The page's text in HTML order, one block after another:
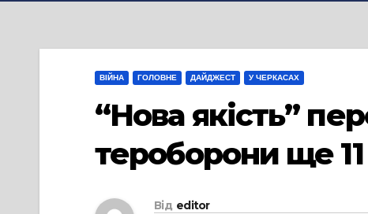
ВІЙНА ГОЛОВНЕ ДАЙДЖЕСТ У ЧЕРКАСАХ
“Нова якість”
тероборони ще 11
Від editor